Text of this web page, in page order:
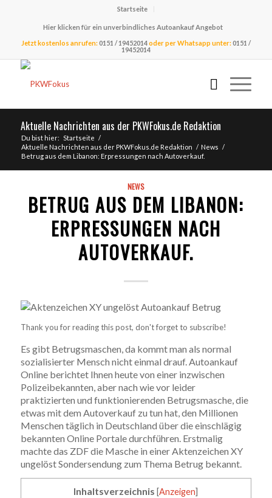
Startseite
Hier klicken für ein unverbindliches Autoankauf Angebot
Jetzt kostenlos anrufen:0151 / 19452014oder per Whatsapp unter:0151 /
19452014
Aktuelle Nachrichten aus der PKWFokus.de Redaktion
Du bist hier: Startseite /
Aktuelle Nachrichten aus der PKWFokus.de Redaktion / News /
Betrug aus dem Libanon: Erpressungen nach Autoverkauf.
NEWS
BETRUG AUS DEM LIBANON:
ERPRESSUNGEN NACH
AUTOVERKAUF.
Thank you for reading this post, don't forget to subscribe!
Es gibt Betrugsmaschen, da kommt man als normal
sozialisierter Mensch nicht einmal drauf. Autoankauf
Online berichtet Ihnen heute von einer inzwischen
Polizeibekannten, aber nach wie vor leider
praktizierten und funktionierenden Betrugsmasche, die
etwas mit dem Autoverkauf zu tun hat, den Millionen
Menschen täglich in Deutschland über die einschlägig
bekannten Online Portale durchführen. Erstmalig
machte das ZDF die Masche in einer Aktenzeichen XY
ungelöst Sondersendung zum Thema Betrug bekannt.
Inhaltsverzeichnis [Anzeigen]